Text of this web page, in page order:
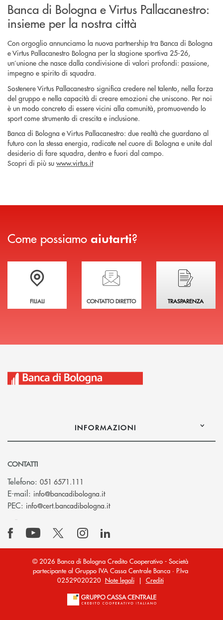
Banca di Bologna e Virtus Pallacanestro:
insieme per la nostra città
Con orgoglio annunciamo la nuova partnership tra Banca di Bologna
e Virtus Pallacanestro Bologna per la stagione sportiva 25-26,
un’unione che nasce dalla condivisione di valori profondi: passione,
impegno e spirito di squadra.
Sostenere Virtus Pallacanestro significa credere nel talento, nella forza
del gruppo e nella capacità di creare emozioni che uniscono. Per noi
è un modo concreto di essere vicini alla comunità, promuovendo lo
sport come strumento di crescita e inclusione.
Banca di Bologna e Virtus Pallacanestro: due realtà che guardano al
futuro con la stessa energia, radicate nel cuore di Bologna e unite dal
desiderio di fare squadra, dentro e fuori dal campo.
Scopri di più su www.virtus.it
Come possiamo aiutarti?
Trova la filiale più vicina a te
FILIALI
Hai bisogno di assistenza immediata?
CONTATTO DIRETTO
Hai bisogno di
TRASPARENZA
INFORMAZIONI
CONTATTI
Telefono: 051 6571.111
E-mail: info@bancadibologna.it(si apre l’app di posta elettronica)
PEC: info@cert.bancadibologna.it(si apre l’app di posta
© 2026 Banca di Bologna Credito Cooperativo - Società
partecipante al Gruppo IVA Cassa Centrale Banca · P.Iva
02529020220 Note legali| Crediti